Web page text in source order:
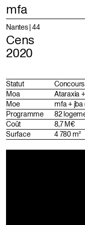
mfa
Projets
Index
Nantes | 44
Cens
2020
Statut
Moa
Ataraxia
Moe
mfa + jba
Programme
82
Coût
8,7 M€
Surface
4 780 m²